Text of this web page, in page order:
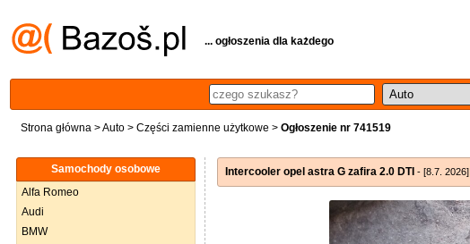
... ogłoszenia dla każdego
Strona główna >Auto > Części zamienne użytkowe > Ogłoszenie nr 741519
Samochody osobowe
Alfa Romeo
Audi
BMW
Intercooler opel astra G zafira 2.0 DTI - [8.7. 2026]